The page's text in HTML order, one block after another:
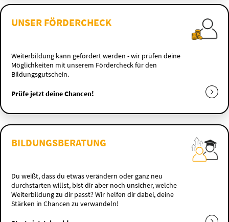
UNSER FÖRDERCHECK
Weiterbildung kann gefördert werden - wir prüfen deine
Möglichkeiten mit unserem Fördercheck für den
Bildungsgutschein.
Prüfe jetzt deine Chancen!
BILDUNGSBERATUNG
Du weißt, dass du etwas verändern oder ganz neu
durchstarten willst, bist dir aber noch unsicher, welche
Weiterbildung zu dir passt? Wir helfen dir dabei, deine
Stärken in Chancen zu verwandeln!